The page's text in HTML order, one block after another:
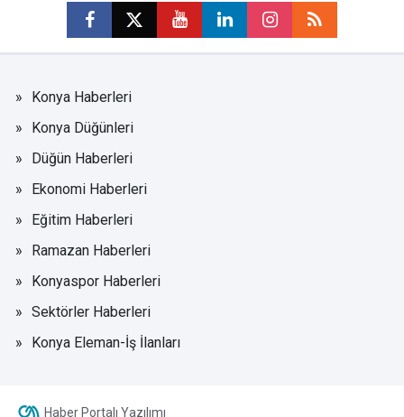
Konya Haberleri
Konya Düğünleri
Düğün Haberleri
Ekonomi Haberleri
Eğitim Haberleri
Ramazan Haberleri
Konyaspor Haberleri
Sektörler Haberleri
Konya Eleman-İş İlanları
Haber Portalı Yazılımı